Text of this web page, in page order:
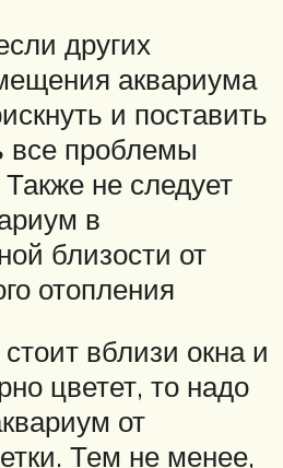
других
аквариума
и поставить
все проблемы
не следует
в
близости от
отопления
вблизи окна и
цветет, то надо
от
Тем не менее,